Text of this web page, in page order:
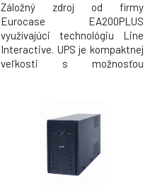
Záložný zdroj od firmy
Eurocase EA200PLUS
využívajúci technológiu Line
Interactive. UPS je kompaktnej
veľkosti s možnosťou
podporou zálohovania a 2 len s
prepäťovou ochranou. Záložný
zdroj disponuje aj predným
panelom, na ktorom je vypínač
ON/OFF a 3 LE